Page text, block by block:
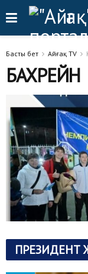
Басты бет Айғақ TV
БАХРЕЙН
ПРЕЗИДЕНТ